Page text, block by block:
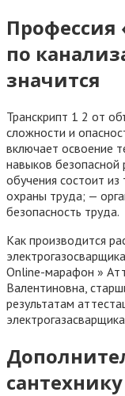
Профессия
по
значится
Транскрипт 1 2 от
сложности и
включает освоение
навыков
обучения состоит
охраны труда; —
безопасность труда.
Как производится
Online-марафон »
Валентиновна,
результатам